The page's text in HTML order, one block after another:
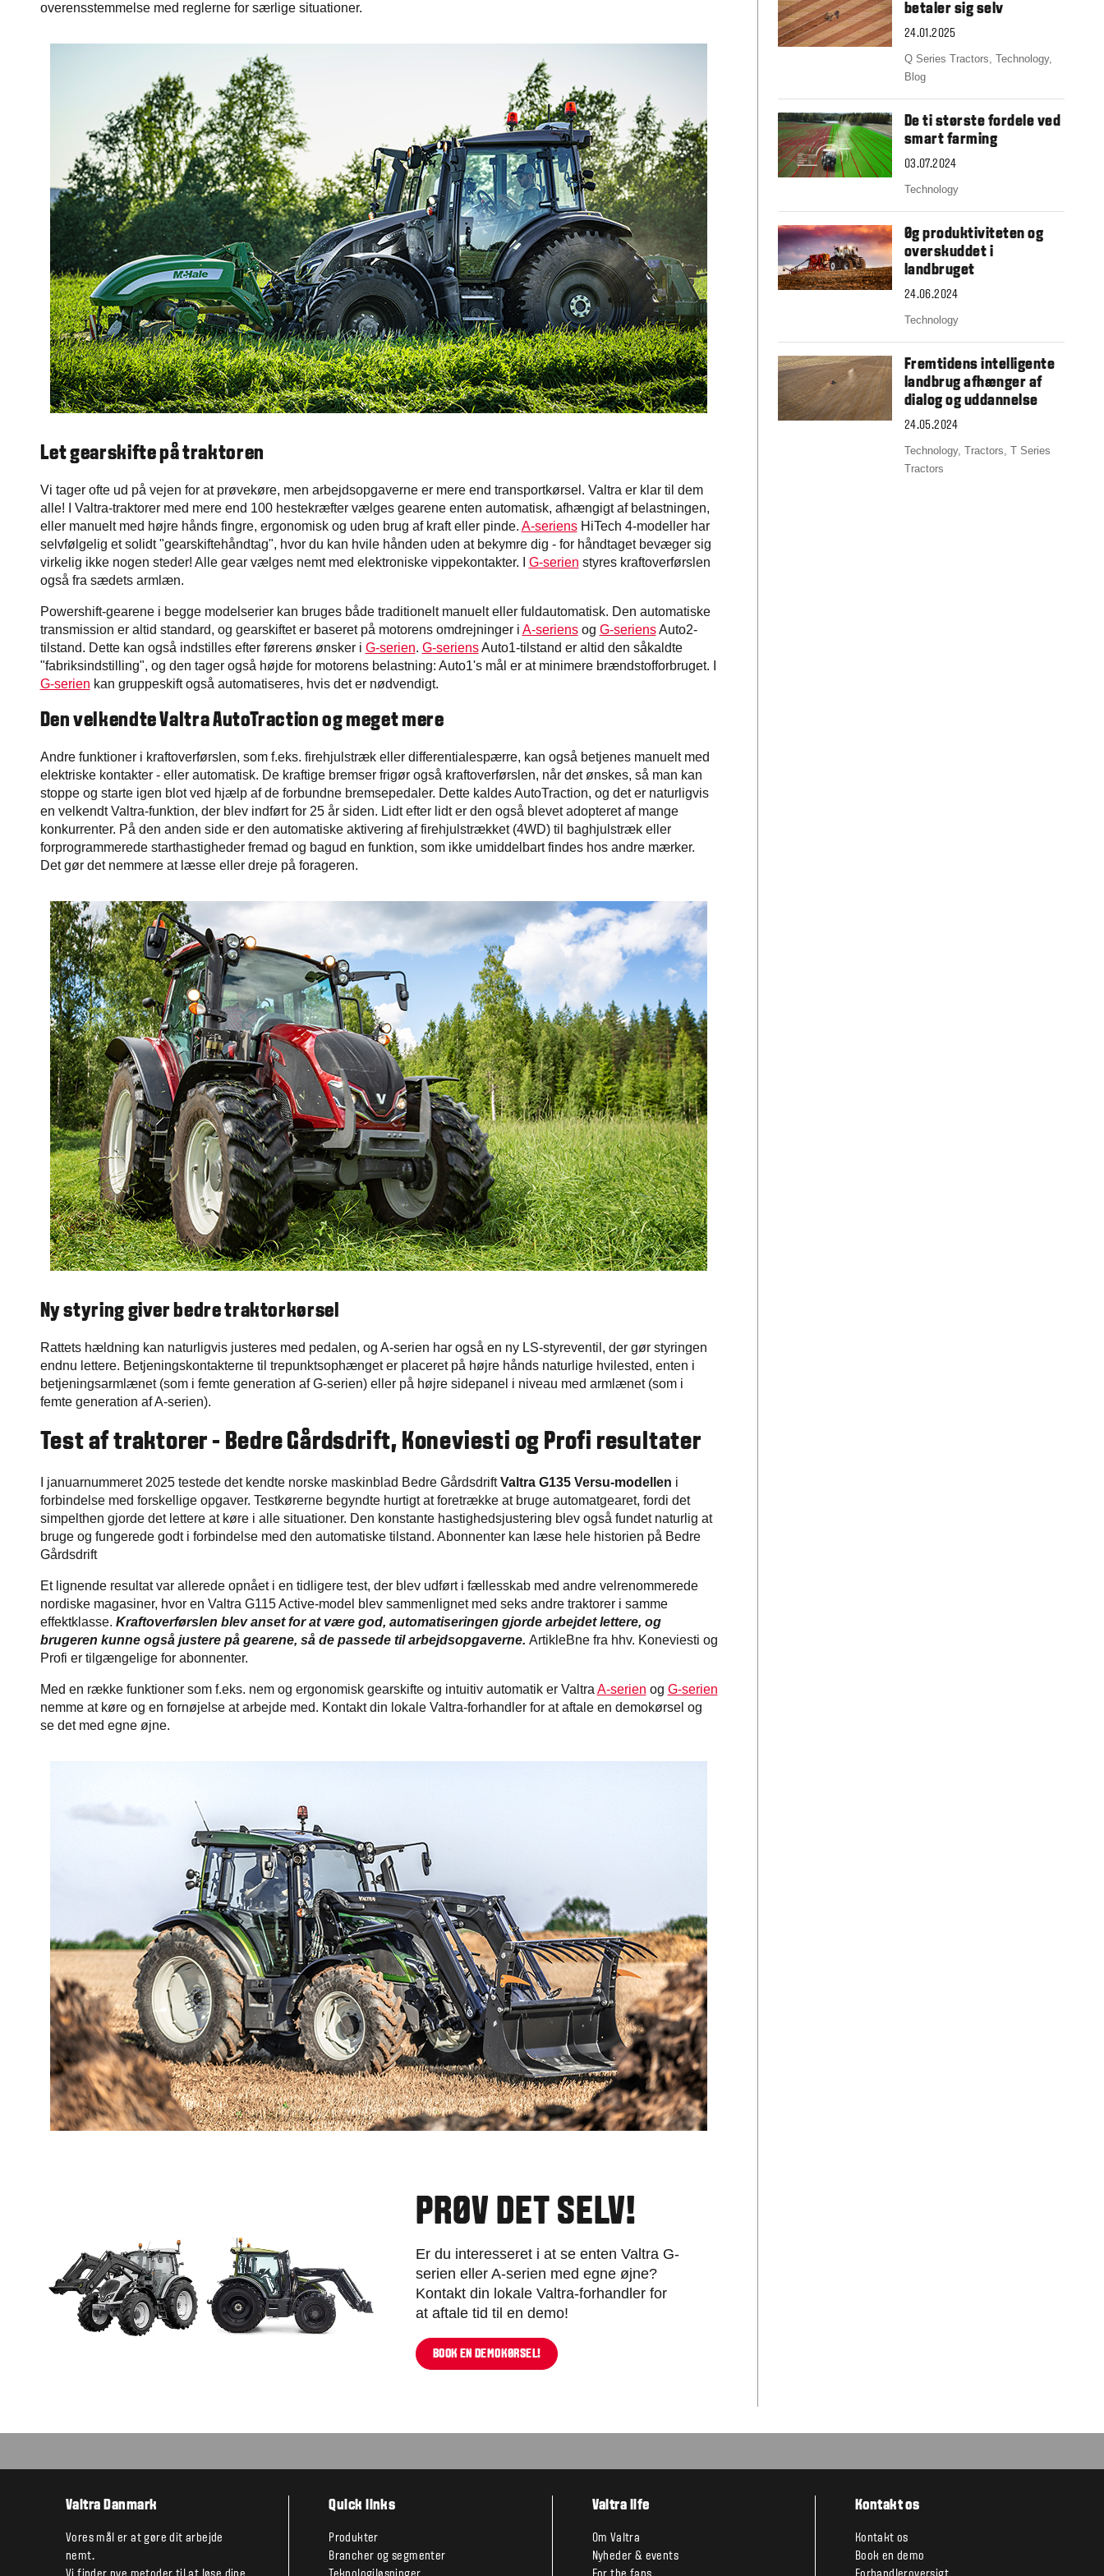
Spain
Sweden
United Kingdom
Eastern Europe
Україна
South America
Brazil
Middle East
United Arab Emirates
English
Asia
China
Australia
overensstemmelse med reglerne for særlige situationer.
Let gearskifte på traktoren
Vi tager ofte ud på vejen for at prøvekøre, men arbejdsopgaverne er mere end transportkørsel. Valtra er klar til dem
alle! I Valtra-traktorer med mere end 100 hestekræfter vælges gearene enten automatisk, afhængigt af belastningen,
eller manuelt med højre hånds fingre, ergonomisk og uden brug af kraft eller pinde. A-seriensHiTech 4-modeller har
selvfølgelig et solidt "gearskiftehåndtag", hvor du kan hvile hånden uden at bekymre dig - for håndtaget bevæger sig
virkelig ikke nogen steder! Alle gear vælges nemt med elektroniske vippekontakter. I G-serien styres kraftoverførslen
også fra sædets armlæn.
Powershift-gearene i begge modelserier kan bruges både traditionelt manuelt eller fuldautomatisk. Den automatiske
transmission er altid standard, og gearskiftet er baseret på motorens omdrejninger i A-seriensog G-seriensAuto2-
tilstand. Dette kan også indstilles efter førerens ønsker i G-serien. G-seriensAuto1-tilstand er altid den såkaldte
"fabriksindstilling", og den tager også højde for motorens belastning: Auto1's mål er at minimere brændstofforbruget. I
G-serien kan gruppeskift også automatiseres, hvis det er nødvendigt.
Den velkendte Valtra AutoTraction og meget mere
Andre funktioner i kraftoverførslen, som f.eks. firehjulstræk eller differentialespærre, kan også betjenes manuelt med
elektriske kontakter - eller automatisk. De kraftige bremser frigør også kraftoverførslen, når det ønskes, så man kan
stoppe og starte igen blot ved hjælp af de forbundne bremsepedaler. Dette kaldes AutoTraction, og det er naturligvis
en velkendt Valtra-funktion, der blev indført for 25 år siden. Lidt efter lidt er den også blevet adopteret af mange
konkurrenter. På den anden side er den automatiske aktivering af firehjulstrækket (4WD) til baghjulstræk eller
forprogrammerede starthastigheder fremad og bagud en funktion, som ikke umiddelbart findes hos andre mærker.
Det gør det nemmere at læsse eller dreje på forageren.
Ny styring giver bedre traktorkørsel
Rattets hældning kan naturligvis justeres med pedalen, og A-serien har også en ny LS-styreventil, der gør styringen
endnu lettere. Betjeningskontakterne til trepunktsophænget er placeret på højre hånds naturlige hvilested, enten i
betjeningsarmlænet (som i femte generation af G-serien) eller på højre sidepanel i niveau med armlænet (som i
femte generation af A-serien).
Test af traktorer - Bedre Gårdsdrift, Koneviesti og Profi resultater
I januarnummeret 2025 testede det kendte norske maskinblad Bedre GårdsdriftValtra G135 Versu-modellen i
forbindelse med forskellige opgaver. Testkørerne begyndte hurtigt at foretrække at bruge automatgearet, fordi det
simpelthen gjorde det lettere at køre i alle situationer. Den konstante hastighedsjustering blev også fundet naturlig at
bruge og fungerede godt i forbindelse med den automatiske tilstand. Abonnenter kan læse hele historien på Bedre
Gårdsdrift
Et lignende resultat var allerede opnået i en tidligere test, der blev udført i fællesskab med andre velrenommerede
nordiske magasiner, hvor en Valtra G115 Active-model blev sammenlignet med seks andre traktorer i samme
effektklasse. Kraftoverførslen blev anset for at være god, automatiseringen gjorde arbejdet lettere, og
brugeren kunne også justere på gearene, så de passede til arbejdsopgaverne. ArtikleBne fra hhv. Koneviesti og
Profi er tilgængelige for abonnenter.
Med en række funktioner som f.eks. nem og ergonomisk gearskifte og intuitiv automatik er Valtra A-serien og G-serien
nemme at køre og en fornøjelse at arbejde med. Kontakt din lokale Valtra-forhandler for at aftale en demokørsel og
se det med egne øjne.
PRØV DET SELV!
Er du interesseret i at se enten Valtra G-
serien eller A-serien med egne øjne?
Kontakt din lokale Valtra-forhandler for
at aftale tid til en demo!
BOOK EN DEMOKØRSEL!
betaler sig selv
24.01.2025
Q Series Tractors, Technology,
Blog
De ti største fordele ved
smart farming
03.07.2024
Technology
Øg produktiviteten og
overskuddet i
landbruget
24.06.2024
Technology
Fremtidens intelligente
landbrug afhænger af
dialog og uddannelse
24.05.2024
Technology, Tractors, T Series
Tractors
Valtra Danmark
Vores mål er at gøre dit arbejde
nemt.
Quick links
Produkter
Brancher og segmenter
Valtra life
Om Valtra
Nyheder & events
Kontakt os
Kontakt os
Book en demo